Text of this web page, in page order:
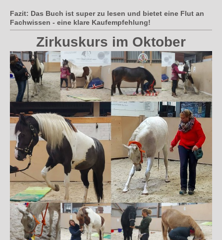
Fazit: Das Buch ist super zu lesen und bietet eine Flut an
Fachwissen - eine klare Kaufempfehlung!
Zirkuskurs im Oktober